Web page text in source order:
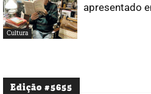
Cultura
apresentado
Edição #5655